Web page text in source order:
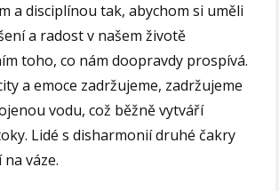
a disciplínou tak, abychom si uměli
a radost v našem životě
toho, co nám doopravdy prospívá.
a emoce zadržujeme, zadržujeme
vodu, což běžně vytváří
Lidé s disharmonií druhé čakry
váze.